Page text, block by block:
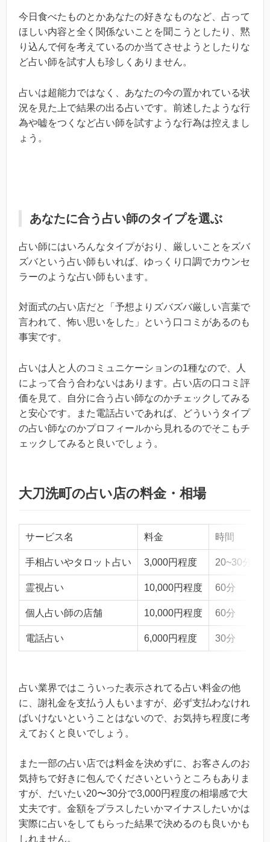
今日食べたものとかあなたの好きなものなど、占って
ほしい内容と全く関係ないことを聞こうとしたり、黙
り込んで何を考えているのか当てさせようとしたりな
ど占い師を試す人も珍しくありません。
占いは超能力ではなく、あなたの今の置かれている状
況を見た上で結果の出る占いです。前述したような行
為や嘘をつくなど占い師を試すような行為は控えまし
ょう。
あなたに合う占い師のタイプを選ぶ
占い師にはいろんなタイプがおり、厳しいことをズバ
ズバという占い師もいれば、ゆっくり口調でカウンセ
ラーのような占い師もいます。
対面式の占い店だと「予想よりズバズバ厳しい言葉で
言われて、怖い思いをした」という口コミがあるのも
事実です。
占いは人と人のコミュニケーションの1種なので、人
によって合う合わないはあります。占い店の口コミ評
価を見て、自分に合う占い師なのかチェックしてみる
と安心です。また電話占いであれば、どういうタイプ
の占い師なのかプロフィールから見れるのでそこもチ
ェックしてみると良いでしょう。
大刀洗町の占い店の料金・相場
サービス名 料金 時間
手相占いやタロット占い 3,000円程度 20~30分
霊視占い 10,000円程度 60分
個人占い師の店舗 10,000円程度 60分
電話占い 6,000円程度 30分
占い業界ではこういった表示されてる占い料金の他
に、謝礼金を支払う人もいますが、必ず支払わなけれ
ばいけないということはないので、お気持ち程度に考
えておくと良いでしょう。
また一部の占い店では料金を決めずに、お客さんのお
気持ちで好きに包んでくださいというところもありま
すが、だいたい20〜30分で3,000円程度の相場感で大
丈夫です。金額をプラスしたいかマイナスしたいかは
実際に占いをしてもらった結果で決めるのも良いかも
しれません。